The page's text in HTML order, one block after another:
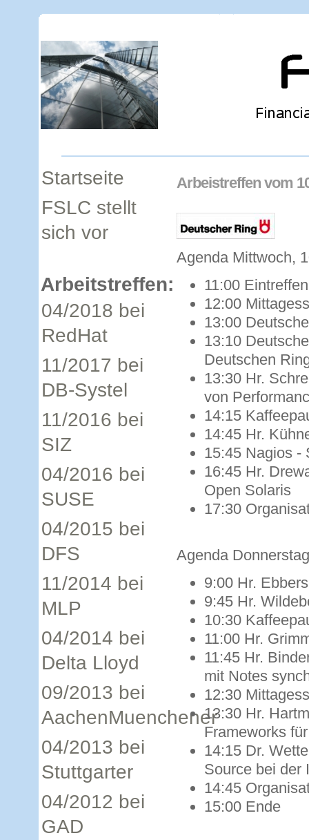
Startseite
FSLC stellt
sich vor
Arbeitstreffen:
04/2018 bei
RedHat
11/2017 bei
DB-Systel
11/2016 bei
SIZ
04/2016 bei
SUSE
04/2015 bei
DFS
11/2014 bei
MLP
04/2014 bei
Delta Lloyd
09/2013 bei
AachenMuenchener
04/2013 bei
Stuttgarter
04/2012 bei
GAD
Arbeistreffen vom
Agenda Mittwoch,
11:00
12:00
13:00
13:10
Deutschen
13:30 Hr.
von
14:15
14:45 Hr.
15:45 Nagios -
16:45 Hr.
Open Solaris
17:30
Agenda
9:00 Hr.
9:45 Hr.
10:30
11:00 Hr.
11:45 Hr.
mit Notes
12:30
13:30 Hr.
Frameworks
14:15 Dr.
Source bei der
14:45
15:00 Ende